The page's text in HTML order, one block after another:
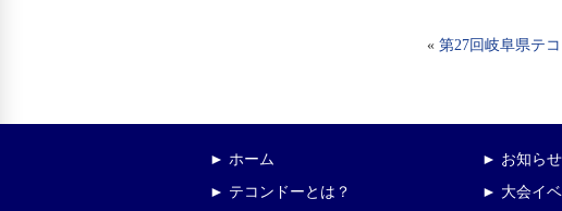
« 第27回岐阜県テ
► ホーム
► テコンドーとは？
► お知らせ
► 大会イ